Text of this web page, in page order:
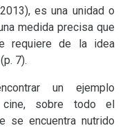
es una unidad o
medida precisa que
requiere de la idea
7).
un ejemplo
sobre todo el
se encuentra nutrido